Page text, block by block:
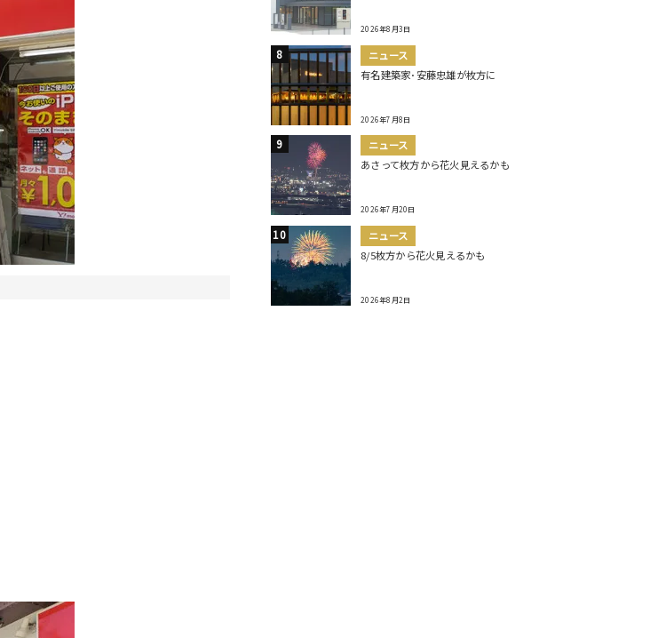
2026年8月3日
ニュース
有名建築家･安藤忠雄が枚方に
2026年7月8日
ニュース
あさって枚方から花火見えるかも
2026年7月20日
ニュース
8/5枚方から花火見えるかも
2026年8月2日